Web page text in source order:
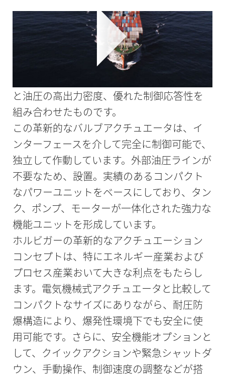
コンパクトなパワー - 爆発の可能性のある環
境でも安全に。これがホルビガーの革新的
な電気油圧式バルブアクチュエータの特長
と油圧の高出力密度、優れた制御応答性を
組み合わせたものです。
この革新的なバルブアクチュエータは、イ
ンターフェースを介して完全に制御可能で、
独立して作動しています。外部油圧ラインが
不要なため、設置。実績のあるコンパクト
なパワーユニットをベースにしており、タン
ク、ポンプ、モーターが一体化された強力な
機能ユニットを形成しています。
ホルビガーの革新的なアクチュエーション
コンセプトは、特にエネルギー産業および
プロセス産業おいて大きな利点をもたらし
ます。電気機械式アクチュエータと比較して
コンパクトなサイズにありながら、耐圧防
爆構造により、爆発性環境下でも安全に使
用可能です。さらに、安全機能オプションと
して、クイックアクションや緊急シャットダ
ウン、手動操作、制御速度の調整などが搭